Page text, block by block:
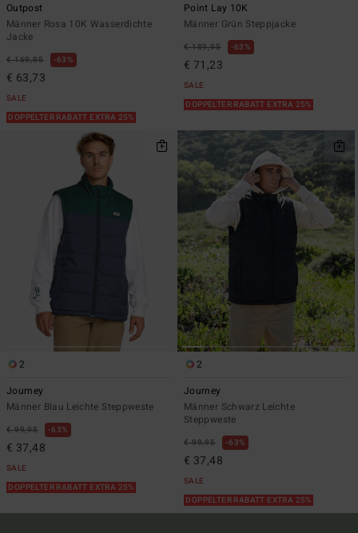
Outpost
Männer Rosa 10K Wasserdichte
Jacke
€ 169,95 63%
€ 63,73
SALE
DOPPELTER RABATT EXTRA 25%
Point Lay 10K
Männer Grün Steppjacke
€ 189,95 63%
€ 71,23
SALE
DOPPELTER RABATT EXTRA 25%
2
Journey
Männer Blau Leichte Steppweste
€ 99,95 63%
€ 37,48
SALE
DOPPELTER RABATT EXTRA 25%
2
Journey
Männer Schwarz Leichte
Steppweste
€ 99,95 63%
€ 37,48
SALE
DOPPELTER RABATT EXTRA 25%